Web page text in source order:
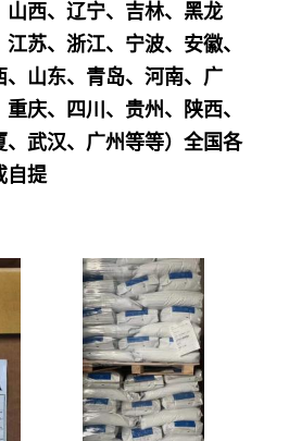
山西、辽宁、吉林、黑龙
苏、浙江、宁波、安徽、
、山东、青岛、河南、广
庆、四川、贵州、陕西、
、武汉、广州等等）全国各
自提